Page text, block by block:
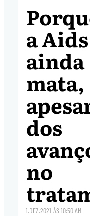
a Aids
ainda
mata,
dos
no
1.DEZ.2021 ÀS10:50 AM